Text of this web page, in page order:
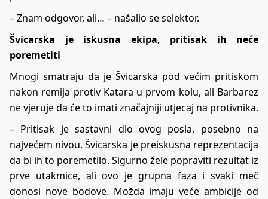
– Znam odgovor, ali… – našalio se selektor.
Švicarska je iskusna ekipa, pritisak ih neće
poremetiti
Mnogi smatraju da je Švicarska pod većim pritiskom
nakon remija protiv Katara u prvom kolu, ali Barbarez
ne vjeruje da će to imati značajniji utjecaj na protivnika.
– Pritisak je sastavni dio ovog posla, posebno na
najvećem nivou. Švicarska je preiskusna reprezentacija
da bi ih to poremetilo. Sigurno žele popraviti rezultat iz
prve utakmice, ali ovo je grupna faza i svaki meč
donosi nove bodove. Možda imaju veće ambicije od